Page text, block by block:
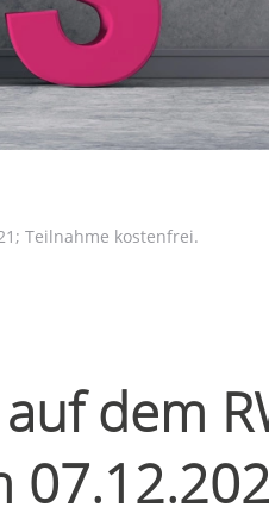
Teilnahme kostenfrei.
dem